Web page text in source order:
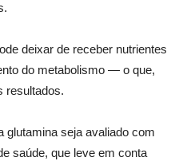
deixar de receber nutrientes
do metabolismo — o que,
resultados.
glutamina seja avaliado com
saúde, que leve em conta